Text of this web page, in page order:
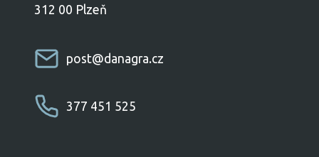
312 00 Plzeň
post@danagra.cz
377 451 525